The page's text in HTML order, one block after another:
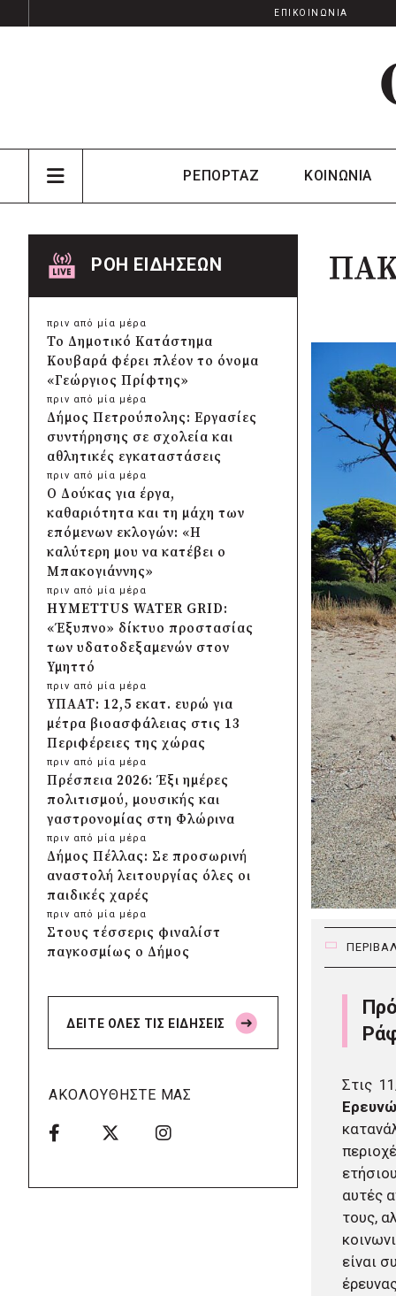
ΕΠΙΚΟΙΝΩΝΙΑ
ΡΕΠΟΡΤΑΖ ΚΟΙΝΩΝΙΑ
Στις
αυτές
τους,
είναι
ΡΟΗ ΕΙΔΗΣΕΩΝ
πριν από μία μέρα
Το Δημοτικό Κατάστημα
Κουβαρά φέρει πλέον το όνομα
«Γεώργιος Πρίφτης»
πριν από μία μέρα
Δήμος Πετρούπολης: Εργασίες
συντήρησης σε σχολεία και
αθλητικές εγκαταστάσεις
πριν από μία μέρα
Ο Δούκας για έργα,
καθαριότητα και τη μάχη των
επόμενων εκλογών: «Η
καλύτερη μου να κατέβει ο
Μπακογιάννης»
πριν από μία μέρα
HYMETTUS WATER GRID:
«Έξυπνο» δίκτυο προστασίας
των υδατοδεξαμενών στον
Υμηττό
πριν από μία μέρα
ΥΠΑΑΤ: 12,5 εκατ. ευρώ για
μέτρα βιοασφάλειας στις 13
Περιφέρειες της χώρας
πριν από μία μέρα
Πρέσπεια 2026: Έξι ημέρες
πολιτισμού, μουσικής και
γαστρονομίας στη Φλώρινα
πριν από μία μέρα
Δήμος Πέλλας: Σε προσωρινή
αναστολή λειτουργίας όλες οι
παιδικές χαρές
πριν από μία μέρα
Στους τέσσερις φιναλίστ
παγκοσμίως ο Δήμος
Δήμος Μετεώρων: Επενδύει
στην πρωτοβάθμια υγεία με
Δήμος Παπάγου-Χολαργού:
Επαναλαμβανόμενοι
βανδαλισμοί στο δίκτυο
ΔΕΙΤΕ ΟΛΕΣ ΤΙΣ ΕΙΔΗΣΕΙΣ
ΑΚΟΛΟΥΘΗΣΤΕ ΜΑΣ